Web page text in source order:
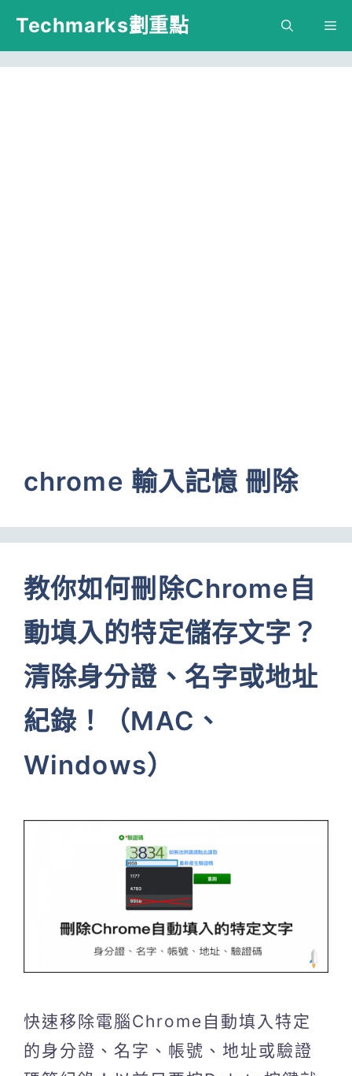
跳
主
Techmarks劃重點
chrome 輸入記憶 刪除
教你如何刪除Chrome自
動填入的特定儲存文字？
清除身分證、名字或地址
紀錄！（MAC、
Windows）
快速移除電腦Chrome自動填入特定
的身分證、名字、帳號、地址或驗證